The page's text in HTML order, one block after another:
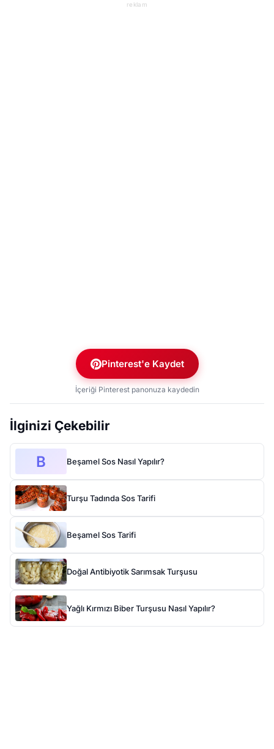
reklam
Pinterest'e Kaydet
İçeriği Pinterest panonuza kaydedin
İlginizi Çekebilir
B Beşamel Sos Nasıl Yapılır?
Turşu Tadında Sos Tarifi
Beşamel Sos Tarifi
Doğal Antibiyotik Sarımsak Turşusu
Yağlı Kırmızı Biber Turşusu Nasıl Yapılır?